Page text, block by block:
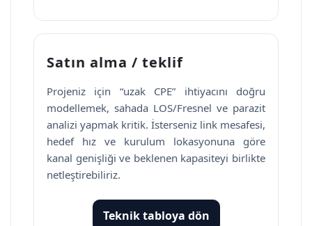
Satın alma / teklif
Projeniz için “uzak CPE” ihtiyacını doğru
modellemek, sahada LOS/Fresnel ve parazit
analizi yapmak kritik. İsterseniz link mesafesi,
hedef hız ve kurulum lokasyonuna göre
kanal genişliği ve beklenen kapasiteyi birlikte
netleştirebiliriz.
Teknik tabloya dön